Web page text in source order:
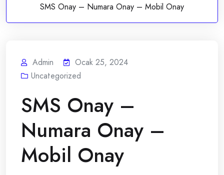
SMS Onay – Numara Onay – Mobil Onay
Admin
Ocak 25, 2024
Uncategorized
SMS Onay –
Numara Onay –
Mobil Onay